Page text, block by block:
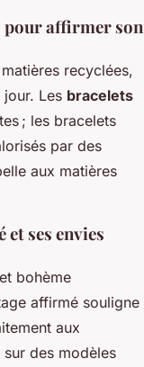
pour affirmer son
recyclées,
Les bracelets
; les bracelets
par des
aux matières
ses envies
bohème
affirmé souligne
aux
sur des modèles